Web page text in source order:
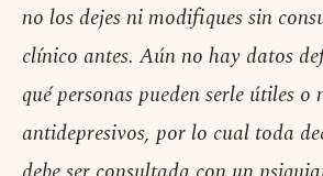
no los dejes ni modifiques sin
clínico antes. Aún no hay datos
qué personas pueden serle útiles o
antidepresivos, por lo cual toda